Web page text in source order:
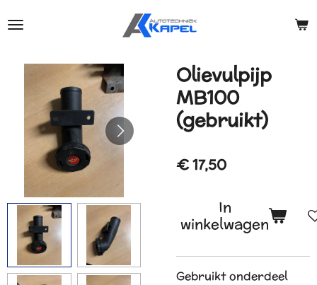
direct
Olievulpijp
MB100
(gebruikt)
€ 17,50
In
winkelwagen
Gebruikt onderdeel